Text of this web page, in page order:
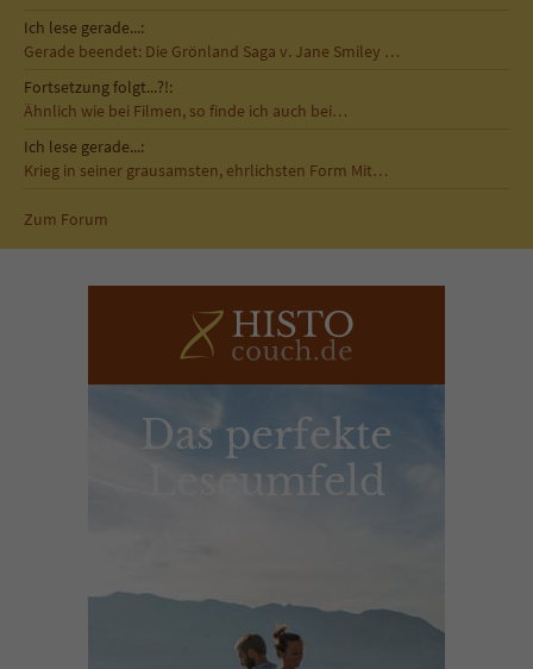
Ich lese gerade...:
Gerade beendet: Die Grönland Saga v. Jane Smiley …
Fortsetzung folgt...?!:
Ähnlich wie bei Filmen, so finde ich auch bei…
Ich lese gerade...:
Krieg in seiner grausamsten, ehrlichsten Form Mit…
Zum Forum
Das perfekte
Leseumfeld